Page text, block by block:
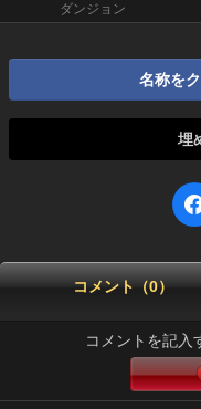
ダンジョン
名称を
埋
コメント（0）
コメントを記入